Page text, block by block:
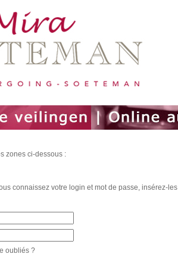
zones ci-dessous :
connaissez votre login et mot de passe, insérez-les
oubliés ?